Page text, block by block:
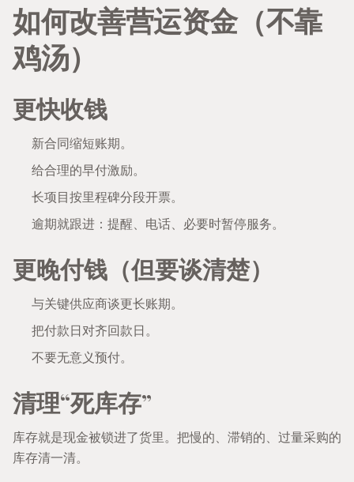
如何改善营运资金（不靠
鸡汤）
更快收钱
新合同缩短账期。
给合理的早付激励。
长项目按里程碑分段开票。
逾期就跟进：提醒、电话、必要时暂停服务。
更晚付钱（但要谈清楚）
与关键供应商谈更长账期。
把付款日对齐回款日。
不要无意义预付。
清理“死库存”
库存就是现金被锁进了货里。把慢的、滞销的、过量采购的
库存清一清。